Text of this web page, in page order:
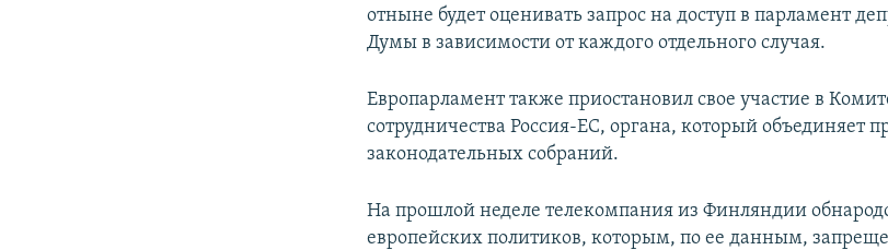
отныне будет оценивать запрос на доступ в парламент
Думы в зависимости от каждого отдельного случая.
Европарламент также приостановил свое участие в
сотрудничества Россия-ЕС, органа, который объединяет
законодательных собраний.
На прошлой неделе телекомпания из Финляндии
европейских политиков, которым, по ее данным,